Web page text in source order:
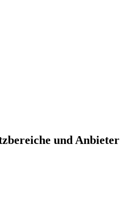
und Anbieter